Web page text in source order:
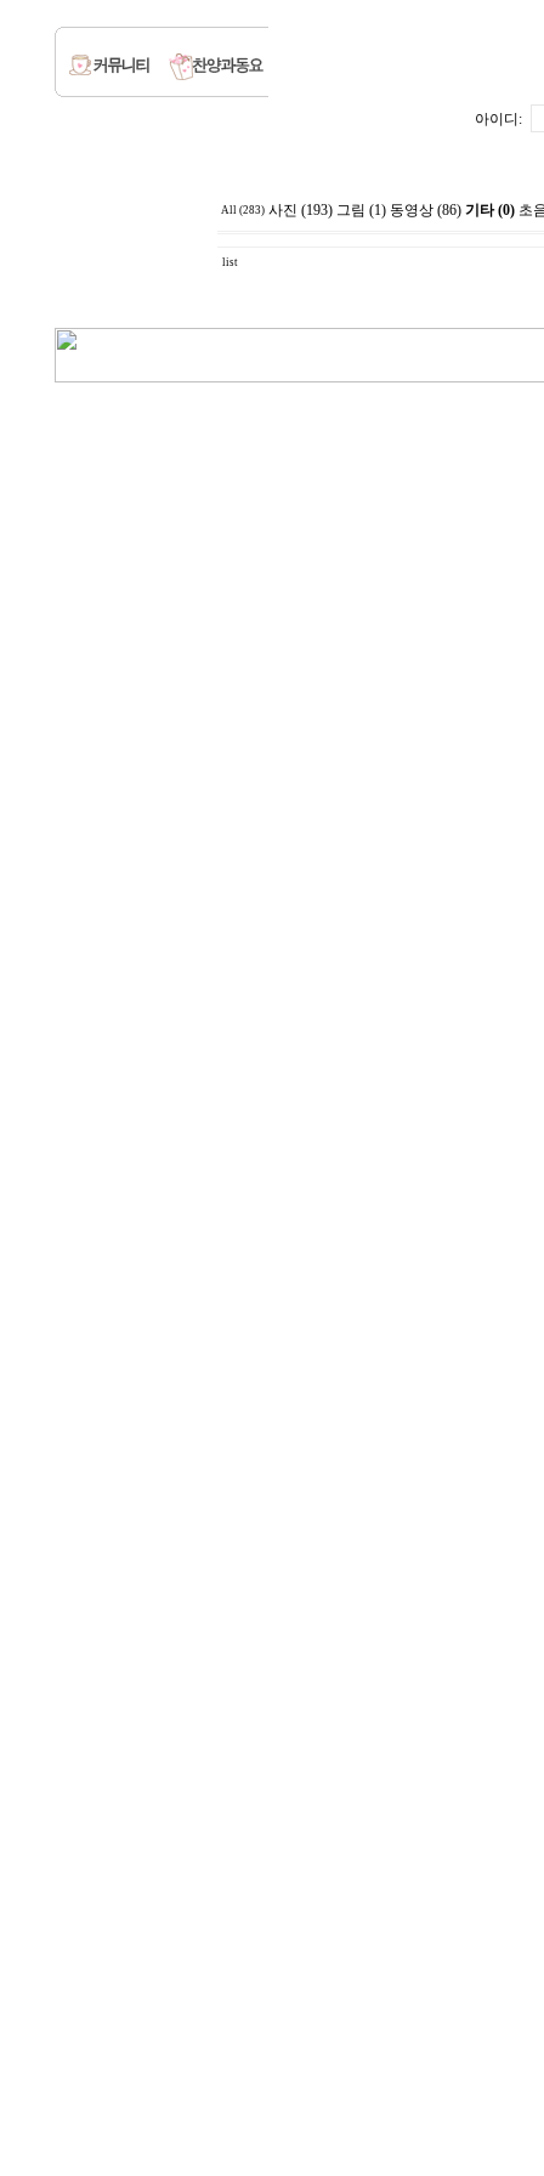
아이디:
All (283) 사진 (193) 그림 (1) 동영상 (86) 기타 (0) 초
list